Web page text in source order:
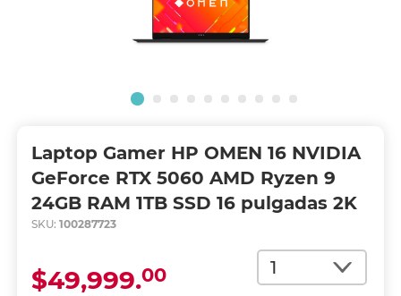
Laptop Gamer HP OMEN 16 NVIDIA
GeForce RTX 5060 AMD Ryzen 9
24GB RAM 1TB SSD 16 pulgadas 2K
SKU: 100287723
Cantidad
$49,999.00